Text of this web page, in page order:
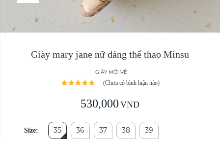
Giày mary jane nữ dáng thể thao Minsu
GIÀY MỚI VỀ
(Chưa có bình luận nào)
530,000 VND
Size: 35 36 37 38 39